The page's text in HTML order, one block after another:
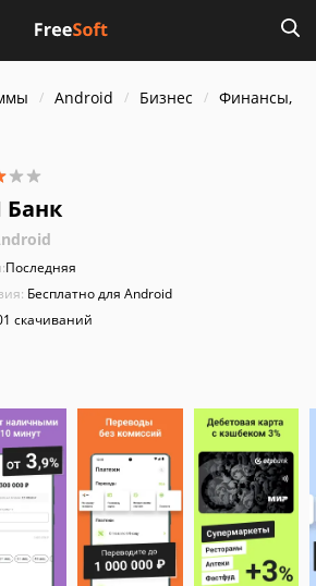
Android Бизнес
Финансы,
Последняя
Бесплатно для Android
скачиваний